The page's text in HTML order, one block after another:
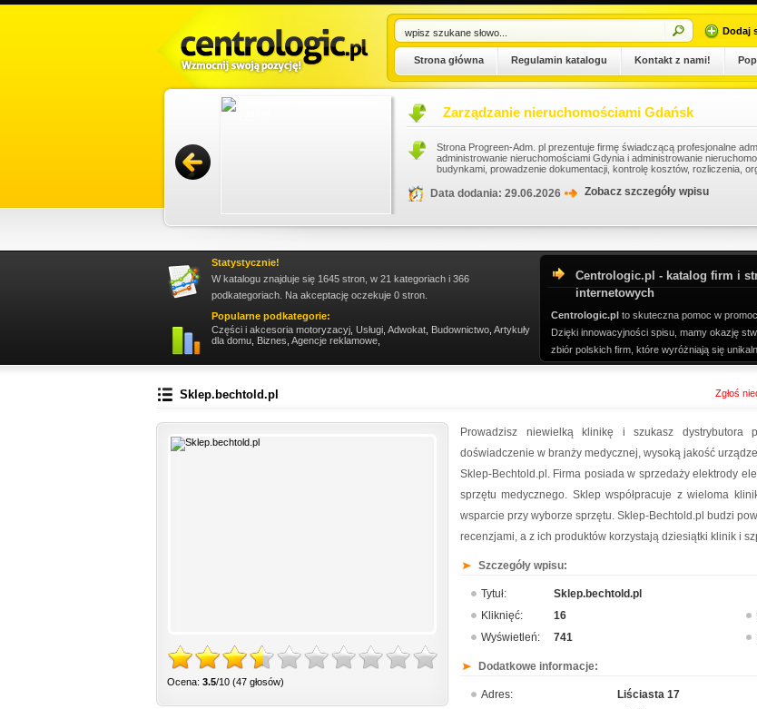
Dodaj
Strona główna Regulamin katalogu Kontakt z nami!
trzeba zareklamować się w sieci. Jest to
i docierać z propozycjami do wielkiego
Zarządzanie nieruchomościami Gdańsk
Strona Progreen-Adm. pl prezentuje firmę świadczącą profesjonalne
administrowanie nieruchomościami Gdynia i administrowanie
budynkami, prowadzenie dokumentacji, kontrolę kosztów, rozliczenia,
Data dodania: 29.06.2026 Zobacz szczegóły wpisu
Centrologic.pl - katalog firm i
internetowych
Centrologic.pl to skuteczna pomoc w
Dzięki innowacyjności spisu, mamy okazję
zbiór polskich firm, które wyróżniają się
Statystycznie!
W katalogu znajduje się 1645 stron, w 21 kategoriach i 366
podkategoriach. Na akceptację oczekuje 0 stron.
Popularne podkategorie:
Części i akcesoria motoryzacyj Usługi Adwokat Budownictwo Artykuły
dla domu Biznes Agencje reklamowe
Sklep.bechtold.pl Zgłoś
Ocena: 3.5/10 (47 głosów)
Prowadzisz niewielką klinikę i szukasz dystrybutora
doświadczenie w branży medycznej, wysoką jakość
Sklep-Bechtold.pl. Firma posiada w sprzedaży elektrody
sprzętu medycznego. Sklep współpracuje z wieloma
wsparcie przy wyborze sprzętu. Sklep-Bechtold.pl budzi
recenzjami, a z ich produktów korzystają dziesiątki klinik i
Szczegóły wpisu:
Tytuł:
Sklep.bechtold.pl
Kliknięć:
16
Wyświetleń:
741
Dodatkowe informacje:
Adres:
Liściasta 17